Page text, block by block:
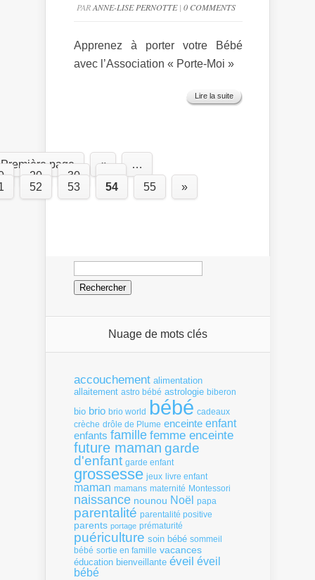
PARANNE-LISE PERNOTTE| 0 COMMENTS
Apprenez à porter votre Bébé
avec l’Association « Porte-Moi »
Lire la suite
page «
…
20 30
…
52 53 54 55 »
Rechercher :
Nuage de mots clés
accouchement alimentation
allaitement astro bébé astrologie biberon
bio brio brio world bébé cadeaux
crèche drôle de Plume enceinte enfant
enfants famille femme enceinte
future maman garde
d'enfant garde enfant
grossesse jeux livre enfant
maman mamans maternité Montessori
naissance nounou Noël papa
parentalité parentalité positive
parents portage prématurité
puériculture soin bébé sommeil
bébé sortie en famille vacances
éducation bienveillante éveil éveil
bébé